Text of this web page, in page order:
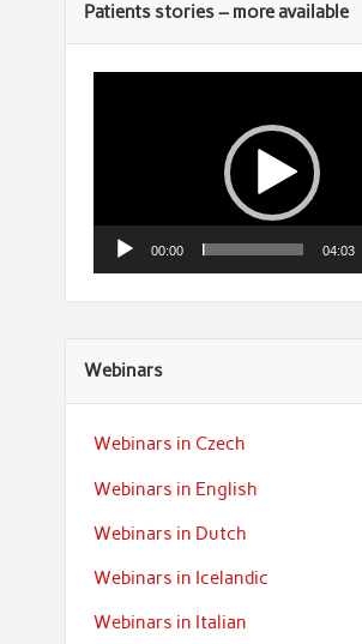
Patients stories – more available
Myndbandsspilari
00:00 04:03
Webinars
Webinars in Czech
Webinars in English
Webinars in Dutch
Webinars in Icelandic
Webinars in Italian